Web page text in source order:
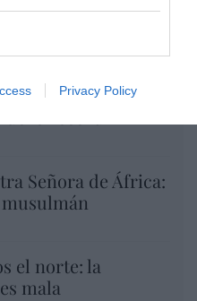
Privacy Policy
del miércoles en
Señora de África:
el norte: la
mala